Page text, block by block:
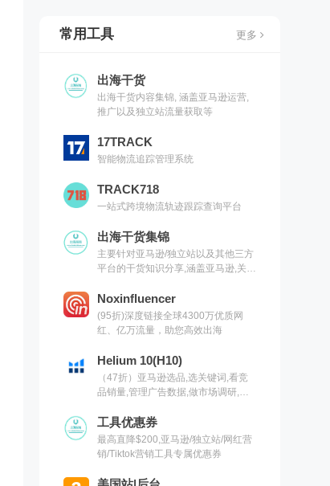
常用工具 更多
出海干货
出海干货内容集锦, 涵盖亚马逊运营,
推广以及独立站流量获取等
17TRACK
智能物流追踪管理系统
TRACK718
一站式跨境物流轨迹跟踪查询平台
出海干货集锦
主要针对亚马逊/独立站以及其他三方
平台的干货知识分享,涵盖亚马逊,关键
具以及出海干货集锦,欢迎关注
Noxinfluencer
(95折)深度链接全球4300万优质网
红、亿万流量，助您高效出海
Helium 10(H10)
（47折）亚马逊选品,选关键词,看竞
品销量,管理广告数据,做市场调研,有
工具优惠券
最高直降$200,亚马逊/独立站/网红营
销/Tiktok营销工具专属优惠券